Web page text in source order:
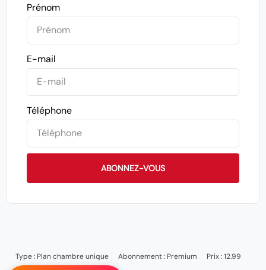
Prénom
E-mail
Téléphone
ABONNEZ-VOUS
Type : Plan chambre unique Abonnement : Premium Prix : 12.99